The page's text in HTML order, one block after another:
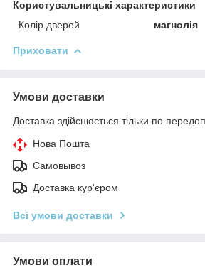
Користувальницькі характеристики
Колір дверей
магнолія
Приховати
Умови доставки
Доставка здійснюється тільки по
Нова Пошта
Самовывоз
Доставка кур'єром
Всі умови доставки
Умови оплати